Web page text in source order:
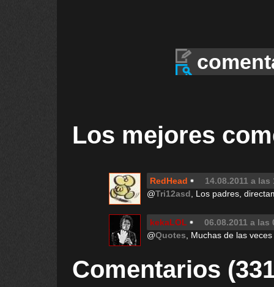
Los mejores
RedHead
14.08.2011 a las
@Tri12asd , Los padres,
kekaLOL
06.08.2011 a las
@Quotes , Muchas de las
Comentarios